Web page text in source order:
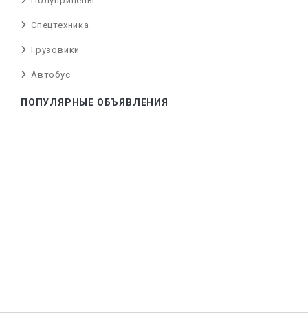
Спецтехника
Грузовики
Автобус
ПОПУЛЯРНЫЕ ОБЪЯВЛЕНИЯ